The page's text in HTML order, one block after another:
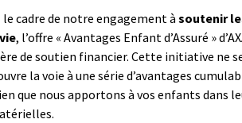
le cadre de notre engagement à soutenir
, l’offre « Avantages Enfant d’Assuré »
de soutien financier. Cette initiative ne
la voie à une série d’avantages
que nous apportons à vos enfants dans